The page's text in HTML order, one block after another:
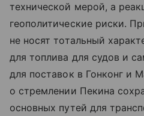
технической мерой, а
геополитические риски.
не носят тотальный
для топлива для судов и
для поставок в Гонконг и
о стремлении Пекина
основных путей для